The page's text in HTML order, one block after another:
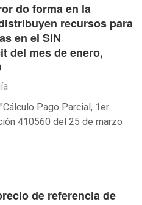
do forma en la
recursos para
en el SIN
del mes de enero,
Pago Parcial, 1er
410560 del 25 de marzo
de referencia de